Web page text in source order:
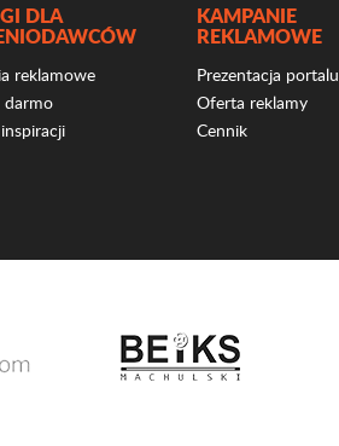
DLA
reklamowe
darmo
KAMPANIE
REKLAMOWE
Prezentacja portalu
Oferta reklamy
Cennik